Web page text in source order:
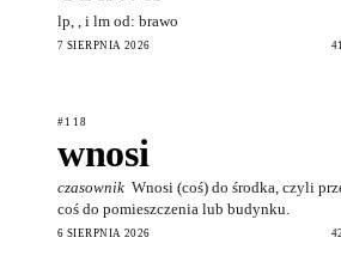
lp, , i lm od: brawo
7 SIERPNIA 2026
#118
wnosi
czasownik Wnosi (coś) do środka, czyli
coś do pomieszczenia lub budynku.
6 SIERPNIA 2026